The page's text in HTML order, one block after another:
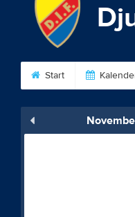
Start